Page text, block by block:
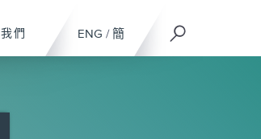
ENG / 簡
我們